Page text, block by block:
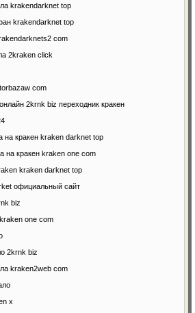
krakendarknet top
krakendarknet top
com
2kraken click
com
2krnk biz переходник кракен
на кракен kraken darknet top
на кракен kraken one com
kraken darknet top
официальный сайт
biz
one com
2krnk biz
kraken2web com
х